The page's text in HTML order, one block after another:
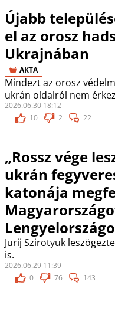
Újabb
el az orosz
Ukrajnában
AKTA
Mindezt az orosz
ukrán oldalról nem
2026.06.30 18:12
10
2 22
„Rossz vége
ukrán
katonája
Jurij Szirotyuk
is.
2026.06.29 11:39
0
76 143